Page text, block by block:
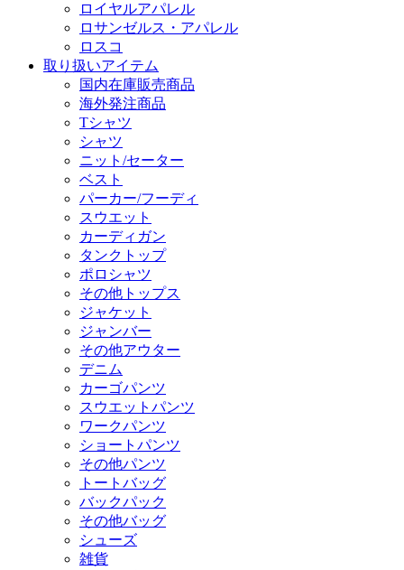
ロイヤルアパレル
ロサンゼルス・アパレル
ロスコ
取り扱いアイテム
国内在庫販売商品
海外発注商品
Tシャツ
シャツ
ニット/セーター
ベスト
パーカー/フーディ
スウエット
カーディガン
タンクトップ
ポロシャツ
その他トップス
ジャケット
ジャンバー
その他アウター
デニム
カーゴパンツ
スウエットパンツ
ワークパンツ
ショートパンツ
その他パンツ
トートバッグ
バックパック
その他バッグ
シューズ
雑貨